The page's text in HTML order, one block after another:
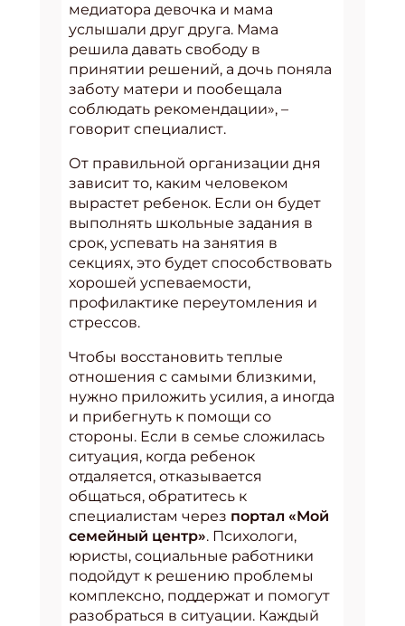
медиатора девочка и мама
услышали друг друга. Мама
решила давать свободу в
принятии решений, а дочь поняла
заботу матери и пообещала
соблюдать рекомендации», –
говорит специалист.
От правильной организации дня
зависит то, каким человеком
вырастет ребенок. Если он будет
выполнять школьные задания в
срок, успевать на занятия в
секциях, это будет способствовать
хорошей успеваемости,
профилактике переутомления и
стрессов.
Чтобы восстановить теплые
отношения с самыми близкими,
нужно приложить усилия, а иногда
и прибегнуть к помощи со
стороны. Если в семье сложилась
ситуация, когда ребенок
отдаляется, отказывается
общаться, обратитесь к
специалистам через портал «Мой
семейный центр». Психологи,
юристы, социальные работники
подойдут к решению проблемы
комплексно, поддержат и помогут
разобраться в ситуации. Каждый